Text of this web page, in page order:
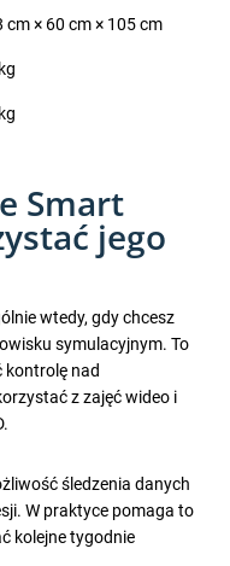
cm × 60 cm × 105 cm
Smart
jego
wtedy, gdy chcesz
symulacyjnym. To
kontrolę nad
z zajęć wideo i
śledzenia danych
W praktyce pomaga to
kolejne tygodnie